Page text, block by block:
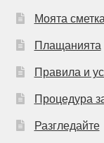
Моята сметка
Плащанията
Правила и
Процедура
Разгледайте